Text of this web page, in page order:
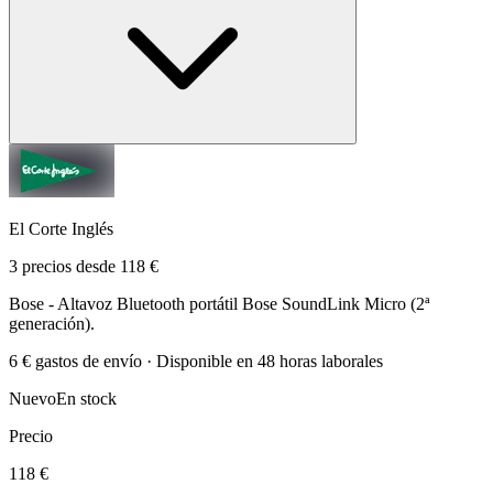
El Corte Inglés
3 precios desde 118 €
Bose - Altavoz Bluetooth portátil Bose SoundLink Micro (2ª
generación).
6 € gastos de envío · Disponible en 48 horas laborales
NuevoEn stock
Precio
118 €